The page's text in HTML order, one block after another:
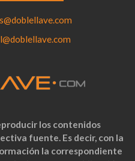
los contenidos
fuente. Es decir, con la
la correspondiente